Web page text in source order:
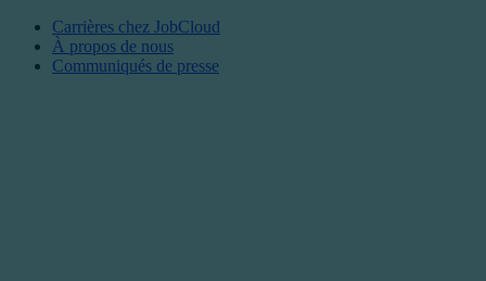
Carrières chez JobCloud​
À propos de nous
Communiqués de presse